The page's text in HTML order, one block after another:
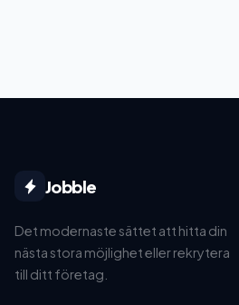
Jobble
Det modernaste sättet att hitta din
nästa stora möjlighet eller rekrytera
till ditt företag.